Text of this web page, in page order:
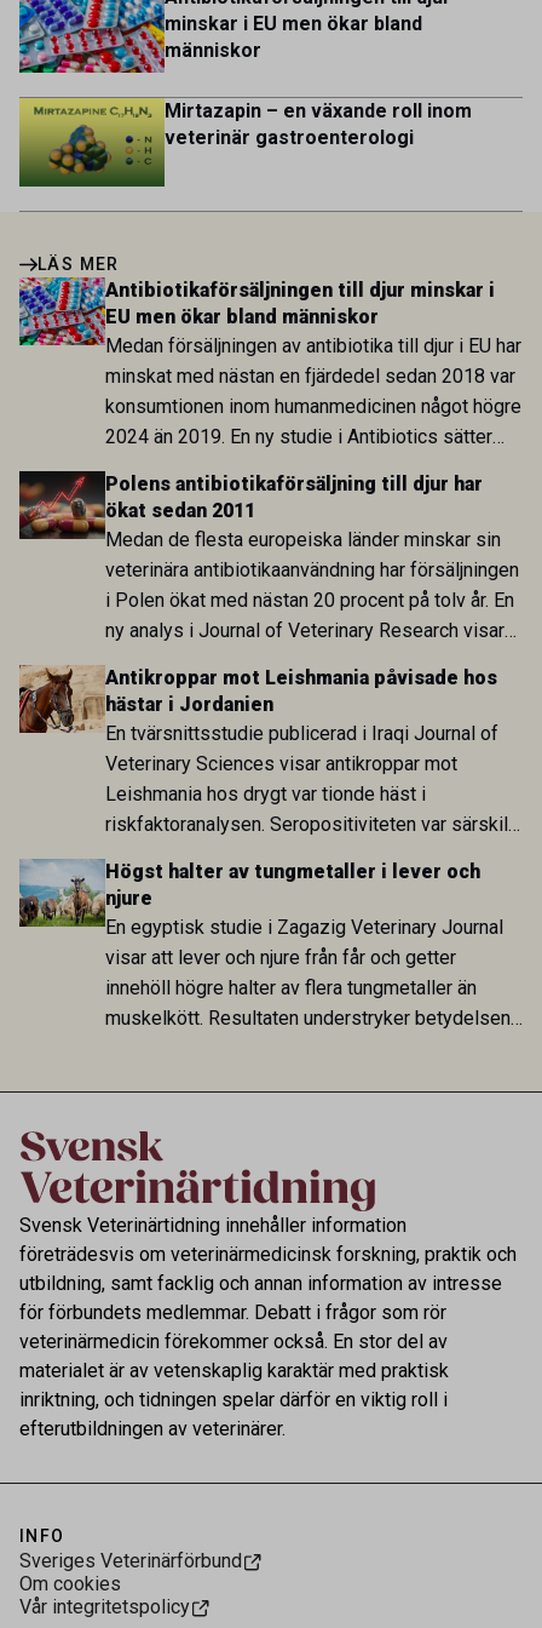
minskar i EU men ökar bland
människor
Mirtazapin – en växande roll inom
veterinär gastroenterologi
LÄS MER
Antibiotikaförsäljningen till djur minskar i
EU men ökar bland människor
Medan försäljningen av antibiotika till djur i EU har
minskat med nästan en fjärdedel sedan 2018 var
konsumtionen inom humanmedicinen något högre
2024 än 2019. En ny studie i Antibiotics sätter
utvecklingen inom de båda sektorerna sida vid
sida och pekar på en obalans i EU:s One Health-
arbete.
Polens antibiotikaförsäljning till djur har
ökat sedan 2011
Medan de flesta europeiska länder minskar sin
veterinära antibiotikaanvändning har försäljningen
i Polen ökat med nästan 20 procent på tolv år. En
ny analys i Journal of Veterinary Research visar
att skillnaden mot lågförbrukarländer som
Sverige är fortsatt stor.
Antikroppar mot Leishmania påvisade hos
hästar i Jordanien
En tvärsnittsstudie publicerad i Iraqi Journal of
Veterinary Sciences visar antikroppar mot
Leishmania hos drygt var tionde häst i
riskfaktoranalysen. Seropositiviteten var särskilt
hög i Zarqa och statistiskt kopplad till bland
annat stallhållning. Resultaten visar att hästarna
har exponerats för parasiten – men inte att de
fungerar som reservoarer eller bidrar till
smittspridning.
Högst halter av tungmetaller i lever och
njure
En egyptisk studie i Zagazig Veterinary Journal
visar att lever och njure från får och getter
innehöll högre halter av flera tungmetaller än
muskelkött. Resultaten understryker betydelsen
Svensk Veterinärtidning innehåller information
företrädesvis om veterinärmedicinsk forskning, praktik och
utbildning, samt facklig och annan information av intresse
för förbundets medlemmar. Debatt i frågor som rör
veterinärmedicin förekommer också. En stor del av
materialet är av vetenskaplig karaktär med praktisk
inriktning, och tidningen spelar därför en viktig roll i
efterutbildningen av veterinärer.
INFO
Sveriges Veterinärförbund
Om cookies
Vår integritetspolicy